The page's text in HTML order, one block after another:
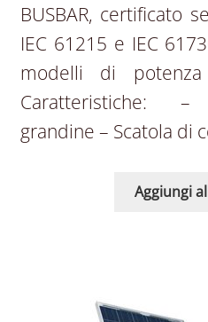
BUSBAR, certificato
IEC 61215 e IEC
modelli di
Caratteristiche:
grandine – Scatola di
Aggiungi